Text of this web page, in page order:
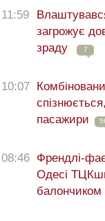
11:59
загрожує
зраду
7
10:07
пасажири
08:46 Френдлі-
Одесі
балончиком